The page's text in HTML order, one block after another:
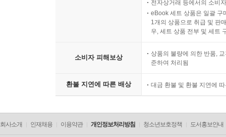
전자상거래 등에서의 소비
eBook 세트 상품은 일괄 구
1개의 상품으로 취급 및 판
우, 세트 상품 전부 및 세트
소비자 피해보상
상품의 불량에 의한 반품,
준하여 처리됨
환불 지연에 따른 배상 대금 환불 및 환불 지연에
회사소개 인재채용 이용약관 개인정보처리방침 청소년보호정책 도서홍보안내